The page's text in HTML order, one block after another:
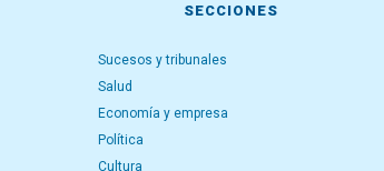
SECCIONES
Sucesos y tribunales
Salud
Economía y empresa
Política
Cultura